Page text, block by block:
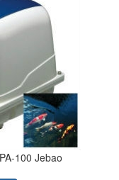
100 Jebao